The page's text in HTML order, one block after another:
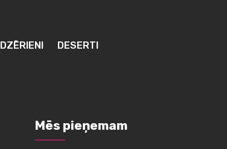
DZĒRIENI DESERTI
Mēs pieņemam